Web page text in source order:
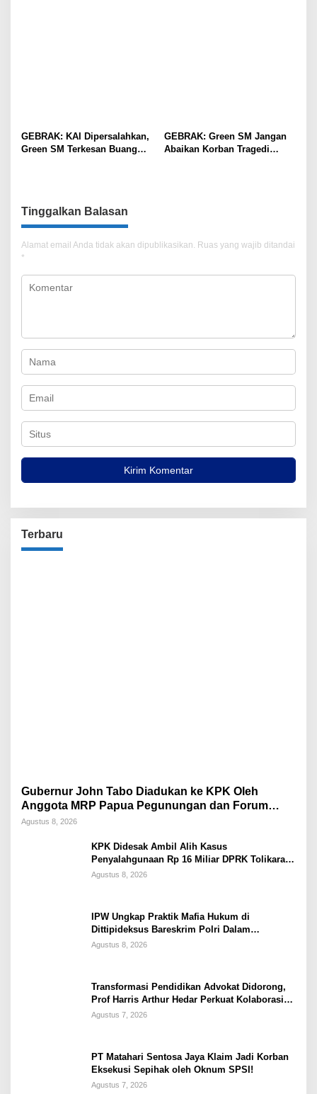
GEBRAK: KAI Dipersalahkan,
Green SM Terkesan Buang
GEBRAK: Green SM Jangan
Abaikan Korban Tragedi
Tinggalkan Balasan
Alamat email Anda tidak akan dipublikasikan. Ruas yang wajib ditandai
*
Terbaru
Gubernur John Tabo Diadukan ke KPK Oleh
Anggota MRP Papua Pegunungan dan Forum
Warga Papua
Agustus 8, 2026
KPK Didesak Ambil Alih Kasus
Penyalahgunaan Rp 16 Miliar DPRK Tolikara
Tahun 2017
Agustus 8, 2026
IPW Ungkap Praktik Mafia Hukum di
Dittipideksus Bareskrim Polri Dalam
Penanganan Kasus PT ARA
Agustus 8, 2026
Transformasi Pendidikan Advokat Didorong,
Prof Harris Arthur Hedar Perkuat Kolaborasi
Kampus
Agustus 7, 2026
PT Matahari Sentosa Jaya Klaim Jadi Korban
Eksekusi Sepihak oleh Oknum SPSI!
Agustus 7, 2026